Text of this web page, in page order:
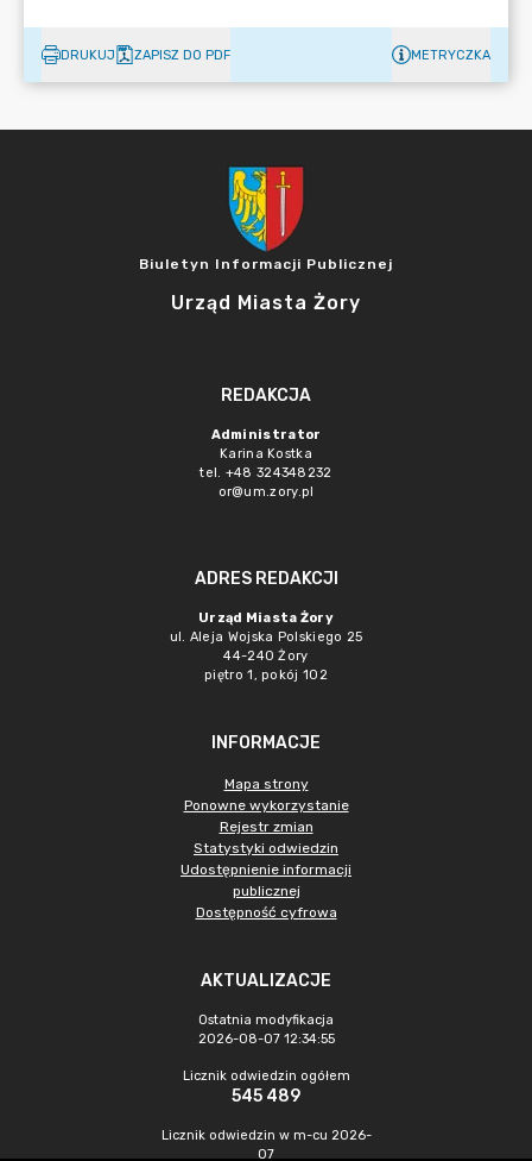
DRUKUJ ZAPISZ DO PDF METRYCZKA
Biuletyn Informacji Publicznej
Urząd Miasta Żory
REDAKCJA
Administrator
Karina Kostka
tel. +48 324348232
or@um.zory.pl
ADRES REDAKCJI
Urząd Miasta Żory
ul. Aleja Wojska Polskiego 25
44-240 Żory
piętro 1, pokój 102
INFORMACJE
Mapa strony
Ponowne wykorzystanie
Rejestr zmian
Statystyki odwiedzin
Udostępnienie informacji
publicznej
Dostępność cyfrowa
AKTUALIZACJE
Ostatnia modyfikacja
2026-08-07 12:34:55
Licznik odwiedzin ogółem
545 489
Licznik odwiedzin w m-cu 2026-
07